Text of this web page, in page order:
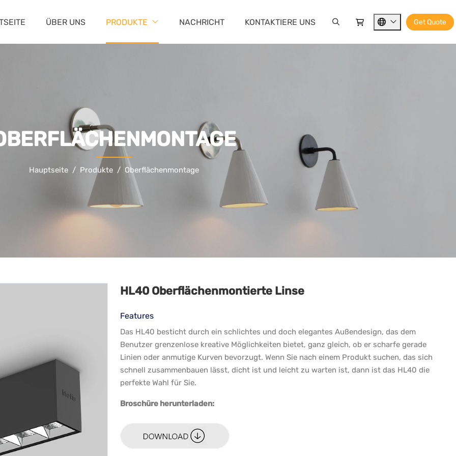
Get Quote
ÜBER UNS PRODUKTE NACHRICHT KONTAKTIERE UNS
Hauptseite Produkte Oberflächenmontage
HL40 Oberflächenmontierte Linse
Features
Das HL40 besticht durch ein schlichtes und doch elegantes Außendesign, das dem
Benutzer grenzenlose kreative Möglichkeiten bietet, ganz gleich, ob er scharfe gerade
Linien oder anmutige Kurven bevorzugt. Wenn Sie nach einem Produkt suchen, das sich
schnell zusammenbauen lässt, dicht ist und leicht zu warten ist, dann ist das HL40 die
perfekte Wahl für Sie.
Broschüre herunterladen: